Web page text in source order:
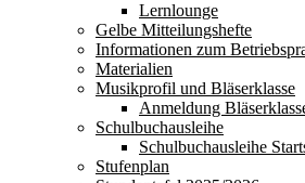
Lernlounge
Gelbe Mitteilungshefte
Informationen zum
Materialien
Musikprofil und Bläserklasse
Anmeldung
Schulbuchausleihe
Schulbuchausleihe
Stufenplan